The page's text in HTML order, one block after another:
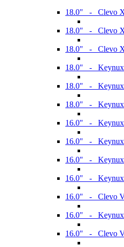
18.0" - Clevo
18.0" - Clevo
18.0" - Clevo
18.0" - Keynux
18.0" - Keynux
18.0" - Keynux
16.0" - Keynux
16.0" - Keynux
16.0" -
16.0" - Keynux
16.0" - Clevo
16.0" - Keynux
16.0" - Clevo